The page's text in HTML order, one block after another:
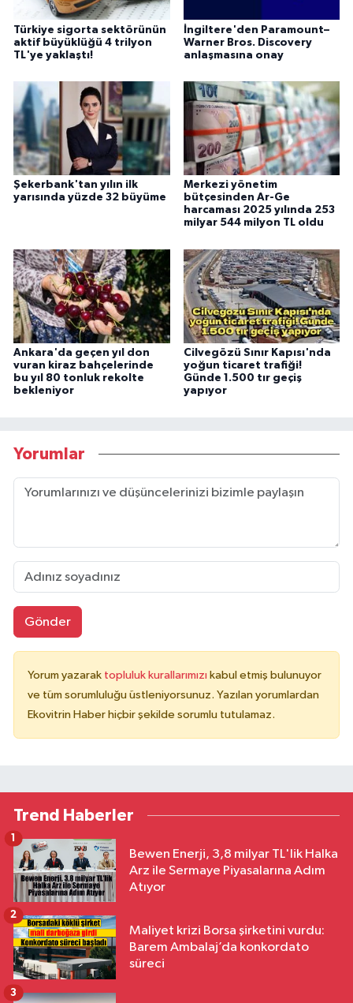
Türkiye sigorta sektörünün
aktif büyüklüğü 4 trilyon
TL'ye yaklaştı!
İngiltere'den Paramount–
Warner Bros. Discovery
anlaşmasına onay
Şekerbank'tan yılın ilk
yarısında yüzde 32 büyüme
Merkezi yönetim
bütçesinden Ar-Ge
harcaması 2025 yılında 253
milyar 544 milyon TL oldu
Ankara'da geçen yıl don
vuran kiraz bahçelerinde
bu yıl 80 tonluk rekolte
bekleniyor
Cilvegözü Sınır Kapısı'nda
yoğun ticaret trafiği!
Günde 1.500 tır geçiş
yapıyor
Yorumlar
Gönder
Yorum yazarak topluluk kurallarımızı kabul etmiş bulunuyor
ve tüm sorumluluğu üstleniyorsunuz. Yazılan yorumlardan
Ekovitrin Haber hiçbir şekilde sorumlu tutulamaz.
Trend Haberler
Bewen Enerji, 3,8 milyar TL'lik Halka
Arz ile Sermaye Piyasalarına Adım
Atıyor
1
Maliyet krizi Borsa şirketini vurdu:
Barem Ambalaj’da konkordato
süreci
2
3